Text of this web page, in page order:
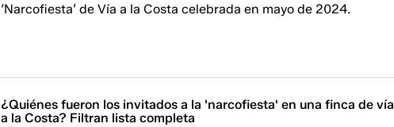
‘Narcofiesta’ de Vía a la Costa celebrada en mayo de 2024.
¿Quiénes fueron los invitados a la 'narcofiesta' en una finca de vía
a la Costa? Filtran lista completa